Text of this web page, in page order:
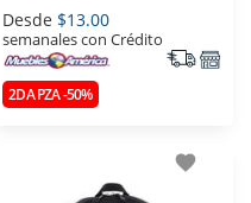
Desde $13.00
semanales con Crédito
2DA PZA -50%
favorite